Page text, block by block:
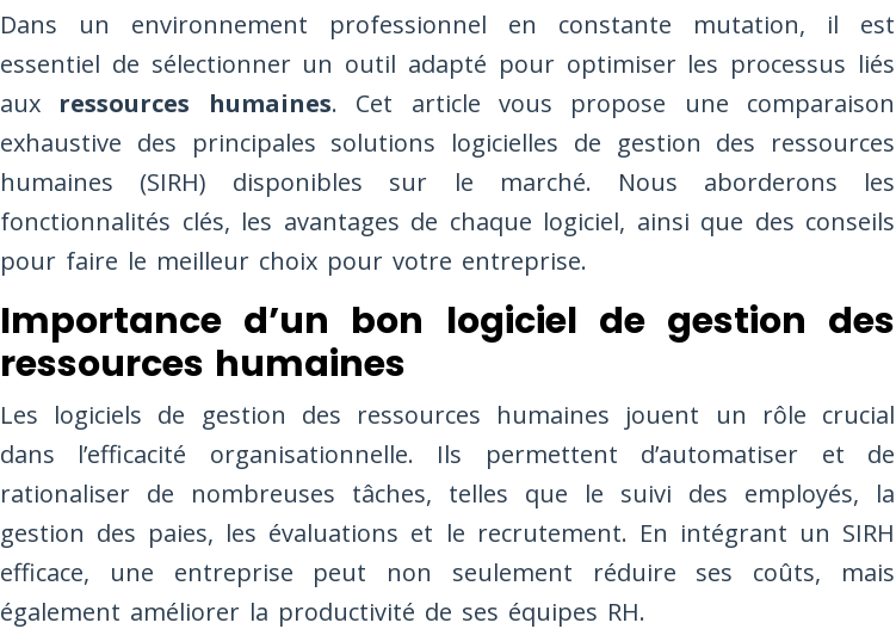
Dans un environnement professionnel en constante mutation, il est
essentiel de sélectionner un outil adapté pour optimiser les processus liés
aux ressources humaines. Cet article vous propose une comparaison
exhaustive des principales solutions logicielles de gestion des ressources
humaines (SIRH) disponibles sur le marché. Nous aborderons les
fonctionnalités clés, les avantages de chaque logiciel, ainsi que des conseils
pour faire le meilleur choix pour votre entreprise.
Importance d’un bon logiciel de gestion des
ressources humaines
Les logiciels de gestion des ressources humaines jouent un rôle crucial
dans l’efficacité organisationnelle. Ils permettent d’automatiser et de
rationaliser de nombreuses tâches, telles que le suivi des employés, la
gestion des paies, les évaluations et le recrutement. En intégrant un SIRH
efficace, une entreprise peut non seulement réduire ses coûts, mais
également améliorer la productivité de ses équipes RH.